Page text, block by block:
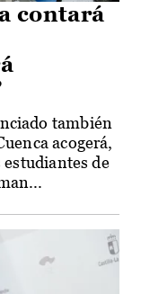
contará
también
acogerá,
de